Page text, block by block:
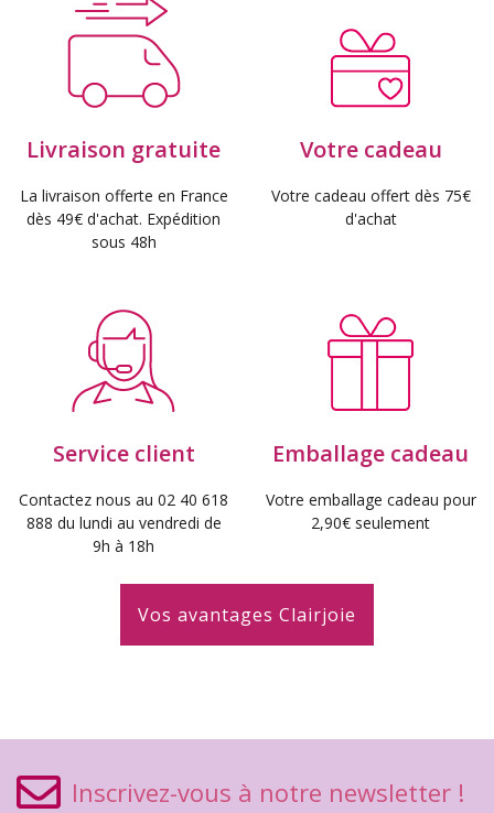
Livraison gratuite
La livraison offerte en France
dès 49€ d'achat. Expédition
sous 48h
Votre cadeau
Votre cadeau offert dès 75€
d'achat
Service client
Contactez nous au 02 40 618
888 du lundi au vendredi de
9h à 18h
Emballage cadeau
Votre emballage cadeau pour
2,90€ seulement
Vos avantages Clairjoie
Inscrivez-vous à notre newsletter !